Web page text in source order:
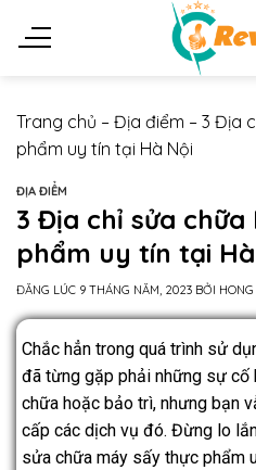
Trang chủ – Địa điểm – 3 Địa
phẩm uy tín tại Hà Nội
ĐỊA ĐIỂM
3 Địa chỉ sửa
phẩm uy tín tại
ĐĂNG LÚC 9 THÁNG NĂM, 2023 BỞI HONG
Chắc hẳn trong quá trình sử
đã từng gặp phải những sự
chữa hoặc bảo trì, nhưng bạn
cấp các dịch vụ đó. Đừng lo
sửa chữa máy sấy thực phẩm